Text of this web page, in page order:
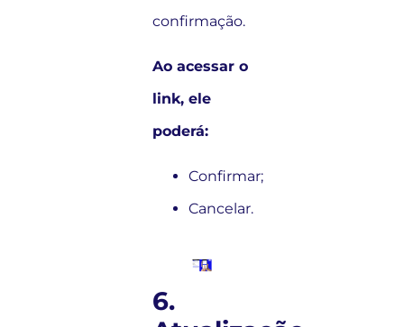
confirmação.
Ao acessar o
link, ele
poderá:
Confirmar;
Cancelar.
6.